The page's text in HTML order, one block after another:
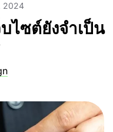
2024
ไซต์ยังจำเป็น